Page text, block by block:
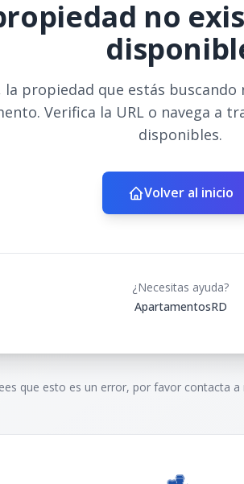
no
propiedad que estás
Verifica la URL o navega a
disponibles.
Volver al inicio
¿Necesitas ayuda?
ApartamentosRD
que esto es un error, por favor contacta